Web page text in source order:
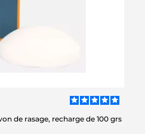
de rasage, recharge de 100 grs